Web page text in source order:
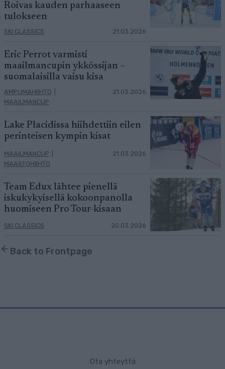
Roivas kauden parhaaseen
tulokseen
SKI CLASSICS 21.03.2026
Eric Perrot varmisti
maailmancupin ykkössijan –
suomalaisilla vaisu kisa
AMPUMAHIIHTO
MAAILMANCUP
21.03.2026
Lake Placidissa hiihdettiin eilen
perinteisen kympin kisat
MAAILMANCUP
MAASTOHIIHTO
21.03.2026
Team Edux lähtee pienellä
iskukykyisellä kokoonpanolla
huomiseen Pro Tour-kisaan
SKI CLASSICS 20.03.2026
Back to Frontpage
Ota yhteyttä